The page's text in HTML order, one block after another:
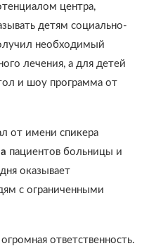
центра,
детям социально-
необходимый
лечения, а для детей
и шоу программа от
от имени спикера
пациентов больницы и
оказывает
с ограниченными
ответственность.